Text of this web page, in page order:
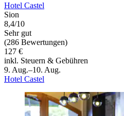
Hotel Castel
Sion
8,4/10
Sehr gut
(286 Bewertungen)
127 €
inkl. Steuern & Gebühren
9. Aug.–10. Aug.
Hotel Castel